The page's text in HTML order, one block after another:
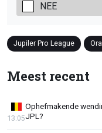
NEE
Jupiler Pro League
Meest recent
Ophefmakende
JPL?
13:05